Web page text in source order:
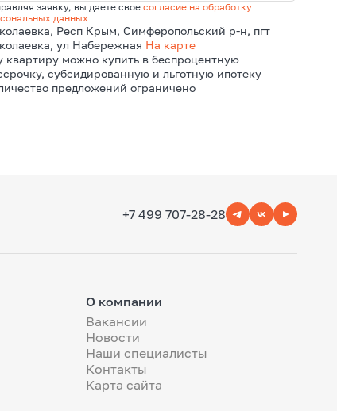
заявку, вы даете своесогласие на обработку
данных
Респ Крым, Симферопольский р-н, пгт
ул Набережная На карте
квартиру можно купить в беспроцентную
субсидированную и льготную ипотеку
предложений ограничено
+7 499 707-28-28
О компании
Вакансии
Новости
Наши специалисты
Контакты
Карта сайта